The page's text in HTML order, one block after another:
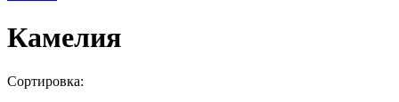
Камелия
Сортировка: